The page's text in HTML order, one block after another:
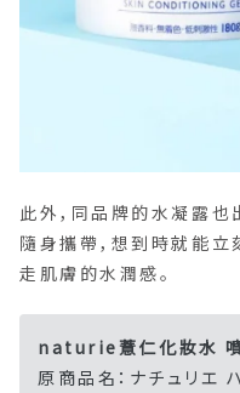
此外，同品牌的水凝露
隨身攜帶，想到時就能
走肌膚的水潤感。
naturie薏仁化妝水
原商品名：ナチュリエ